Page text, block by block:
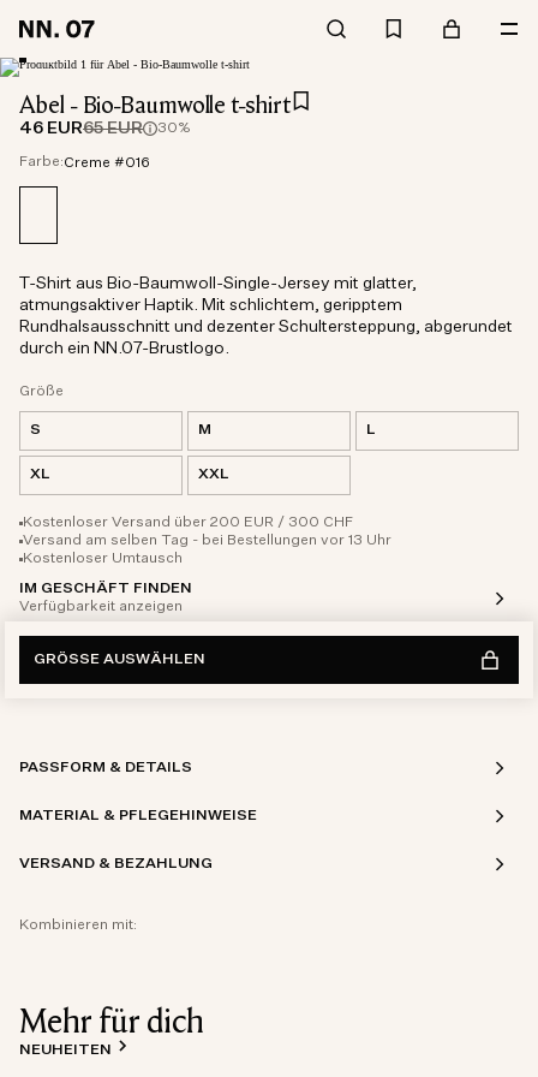
Abel - Bio-Baumwolle t-shirt
46 EUR65 EUR 30%
Farbe:Creme #016
Größe
S M L
XL XXL
Kostenloser Versand über 200 EUR / 300 CHF
Versand am selben Tag - bei Bestellungen vor 13 Uhr
Kostenloser Umtausch
IM GESCHÄFT FINDEN
Verfügbarkeit anzeigen
T-Shirt aus Bio-Baumwoll-Single-Jersey mit glatter,
atmungsaktiver Haptik. Mit schlichtem, geripptem
Rundhalsausschnitt und dezenter Schultersteppung, abgerundet
durch ein NN.07-Brustlogo.
GRÖSSE AUSWÄHLEN
PASSFORM & DETAILS
MATERIAL & PFLEGEHINWEISE
VERSAND & BEZAHLUNG
Kombinieren mit:
Mehr für dich
NEUHEITEN